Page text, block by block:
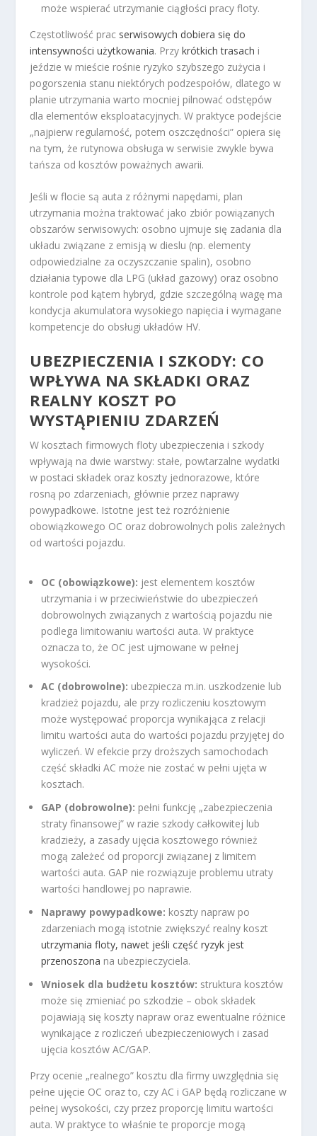
może wspierać utrzymanie ciągłości pracy floty.
Częstotliwość prac serwisowych dobiera się do
intensywności użytkowania. Przykrótkich trasach i
jeździe w mieście rośnie ryzyko szybszego zużycia i
pogorszenia stanu niektórych podzespołów, dlatego w
planie utrzymania warto mocniej pilnować odstępów
dla elementów eksploatacyjnych. W praktyce podejście
„najpierw regularność, potem oszczędności” opiera się
na tym, że rutynowa obsługa w serwisie zwykle bywa
tańsza od kosztów poważnych awarii.
Jeśli w flocie są auta z różnymi napędami, plan
utrzymania można traktować jako zbiór powiązanych
obszarów serwisowych: osobno ujmuje się zadania dla
układu związane z emisją w dieslu (np. elementy
odpowiedzialne za oczyszczanie spalin), osobno
działania typowe dla LPG (układ gazowy) oraz osobno
kontrole pod kątem hybryd, gdzie szczególną wagę ma
kondycja akumulatora wysokiego napięcia i wymagane
kompetencje do obsługi układów HV.
UBEZPIECZENIA I SZKODY: CO
WPŁYWA NA SKŁADKI ORAZ
REALNY KOSZT PO
WYSTĄPIENIU ZDARZEŃ
W kosztach firmowych floty ubezpieczenia i szkody
wpływają na dwie warstwy: stałe, powtarzalne wydatki
w postaci składek oraz koszty jednorazowe, które
rosną po zdarzeniach, głównie przez naprawy
powypadkowe. Istotne jest też rozróżnienie
obowiązkowego OC oraz dobrowolnych polis zależnych
od wartości pojazdu.
OC (obowiązkowe): jest elementem kosztów
utrzymania i w przeciwieństwie do ubezpieczeń
dobrowolnych związanych z wartością pojazdu nie
podlega limitowaniu wartości auta. W praktyce
oznacza to, że OC jest ujmowane w pełnej
wysokości.
AC (dobrowolne): ubezpiecza m.in. uszkodzenie lub
kradzież pojazdu, ale przy rozliczeniu kosztowym
może występować proporcja wynikająca z relacji
limitu wartości auta do wartości pojazdu przyjętej do
wyliczeń. W efekcie przy droższych samochodach
część składki AC może nie zostać w pełni ujęta w
kosztach.
GAP (dobrowolne): pełni funkcję „zabezpieczenia
straty finansowej” w razie szkody całkowitej lub
kradzieży, a zasady ujęcia kosztowego również
mogą zależeć od proporcji związanej z limitem
wartości auta. GAP nie rozwiązuje problemu utraty
wartości handlowej po naprawie.
Naprawy powypadkowe: koszty napraw po
zdarzeniach mogą istotnie zwiększyć realny koszt
utrzymania floty, nawet jeśli część ryzyk jest
przenoszona na ubezpieczyciela.
Wniosek dla budżetu kosztów: struktura kosztów
może się zmieniać po szkodzie – obok składek
pojawiają się koszty napraw oraz ewentualne różnice
wynikające z rozliczeń ubezpieczeniowych i zasad
ujęcia kosztów AC/GAP.
Przy ocenie „realnego” kosztu dla firmy uwzględnia się
pełne ujęcie OC oraz to, czy AC i GAP będą rozliczane w
pełnej wysokości, czy przez proporcję limitu wartości
auta. W praktyce to właśnie te proporcje mogą